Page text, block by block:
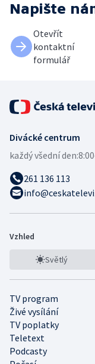
Napište
Otevřít
kontaktní
formulář
Divácké centrum
každý všední den:
261 136 113
Vzhled
Světlý
TV program
Živé vysílání
TV poplatky
Teletext
Podcasty